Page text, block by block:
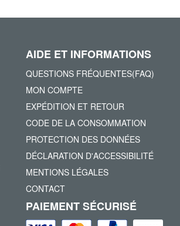
AIDE ET INFORMATIONS
QUESTIONS FRÉQUENTES(FAQ)
MON COMPTE
EXPÉDITION ET RETOUR
CODE DE LA CONSOMMATION
PROTECTION DES DONNÉES
DÉCLARATION D'ACCESSIBILITÉ
MENTIONS LÉGALES
CONTACT
PAIEMENT SÉCURISÉ